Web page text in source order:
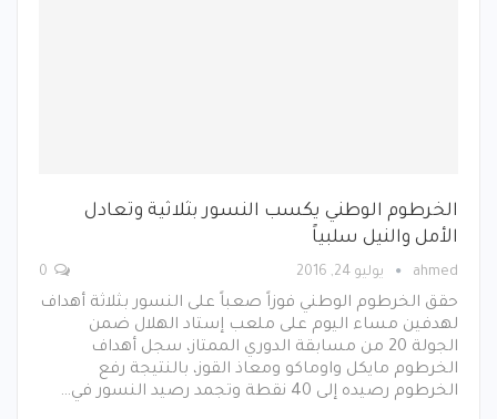
الخرطوم الوطني يكسب النسور بثلاثية وتعادل
الأمل والنيل سلبياً
ahmed يوليو 24, 2016
حقق الخرطوم الوطني فوزاً صعباً على النسور بثلاثة أهداف
لهدفين مساء اليوم على ملعب إستاد الهلال ضمن
الجولة 20 من مسابقة الدوري الممتاز، سجل أهداف
الخرطوم مايكل واوماكو ومعاذ القوز، بالنتيجة رفع
الخرطوم رصيده إلى 40 نقطة وتجمد رصيد النسور في…